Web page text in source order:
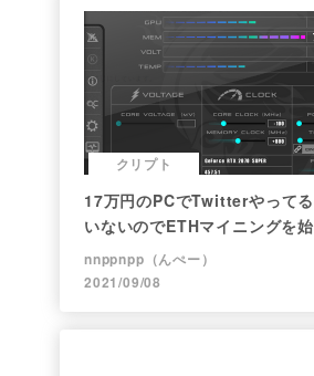
クリプト
17万円のPCでTwitterやって
いないのでETHマイニングを
nnppnpp（んぺー）
2021/09/08